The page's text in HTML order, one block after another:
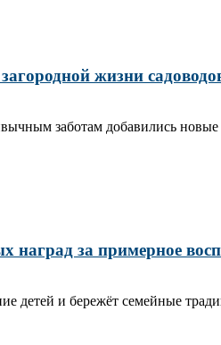
жизни
заботам добавились
за примерное
детей и бережёт семейные